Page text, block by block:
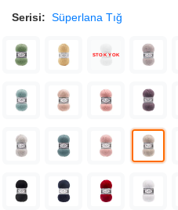
Serisi: Süperlana Tığ
STOK YOK